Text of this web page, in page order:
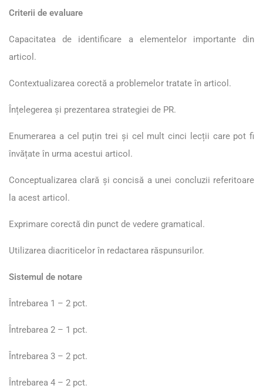
Criterii de evaluare
Capacitatea de identificare a elementelor importante din
articol.
Contextualizarea corectă a problemelor tratate în articol.
Înțelegerea și prezentarea strategiei de PR.
Enumerarea a cel puțin trei și cel mult cinci lecții care pot fi
învățate în urma acestui articol.
Conceptualizarea clară și concisă a unei concluzii referitoare
la acest articol.
Exprimare corectă din punct de vedere gramatical.
Utilizarea diacriticelor în redactarea răspunsurilor.
Sistemul de notare
Întrebarea 1 – 2 pct.
Întrebarea 2 – 1 pct.
Întrebarea 3 – 2 pct.
Întrebarea 4 – 2 pct.